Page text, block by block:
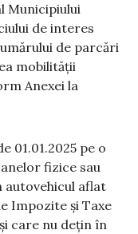
Municipiului
de interes
de parcări
mobilității
Anexei la
01.01.2025 pe o
fizice sau
aflat
Impozite și Taxe
care nu dețin în